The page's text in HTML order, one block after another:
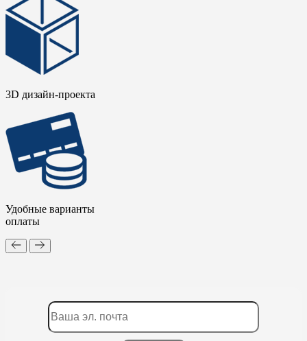
3D дизайн-проекта
Удобные варианты
оплаты